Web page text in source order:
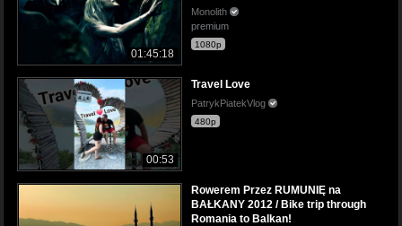
01:45:18
Monolith
premium
1080p
00:53
Travel Love
PatrykPiatekVlog
480p
Rowerem Przez RUMUNIĘ na
BAŁKANY 2012 / Bike trip through
Romania to Balkan!